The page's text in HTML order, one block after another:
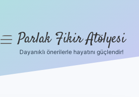
menüyüParlak Fikir Atölyesi
Dayanıklı önerilerle hayatını güçlendir!